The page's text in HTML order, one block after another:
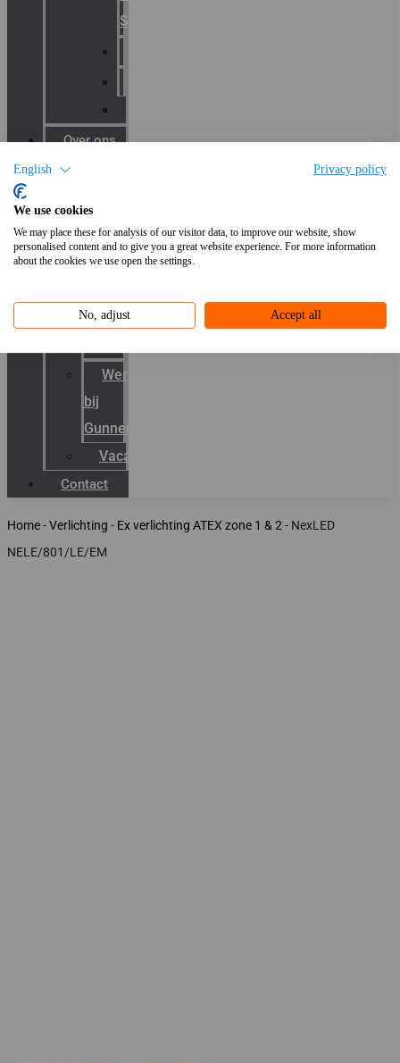
English Privacy policy
We use cookies
We may place these for analysis of our visitor data, to improve our website, show
personalised content and to give you a great website experience. For more information
about the cookies we use open the settings.
No, adjust Accept all
Signals
Over ons
Blog
Toepassingen
Werken
bij
Gunneman
Vacatures
Contact
Home-Verlichting - Ex verlichting ATEX zone 1 & 2 - NexLED
NELE/801/LE/EM